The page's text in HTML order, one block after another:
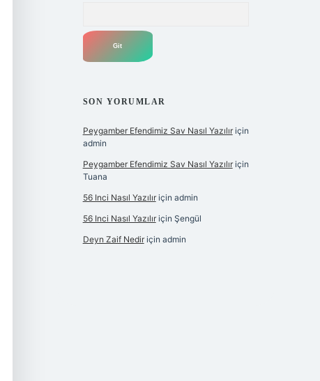
SON YORUMLAR
Peygamber Efendimiz Sav Nasıl Yazılıriçin
admin
Peygamber Efendimiz Sav Nasıl Yazılıriçin
Tuana
56 Inci Nasıl Yazılıriçin admin
56 Inci Nasıl Yazılıriçin Şengül
Deyn Zaif Nediriçin admin